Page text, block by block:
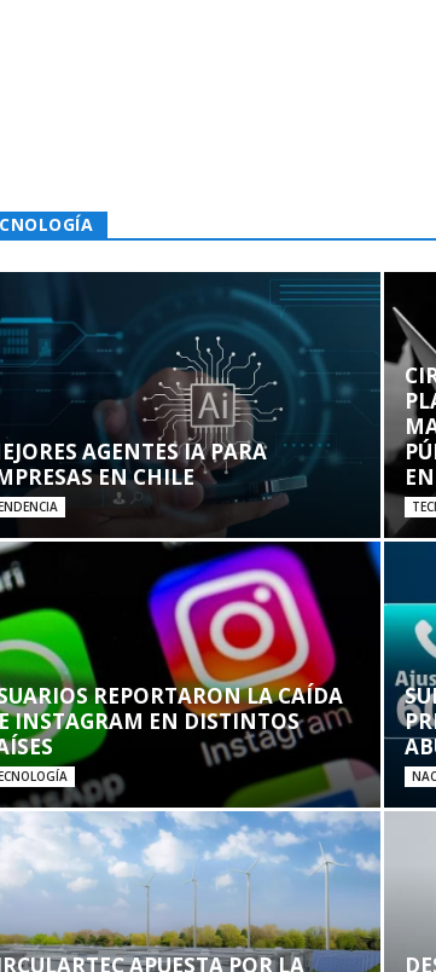
AGENTES IA PARA
EN CHILE
REPORTARON LA CAÍDA
INSTAGRAM EN DISTINTOS
APUESTA POR LA